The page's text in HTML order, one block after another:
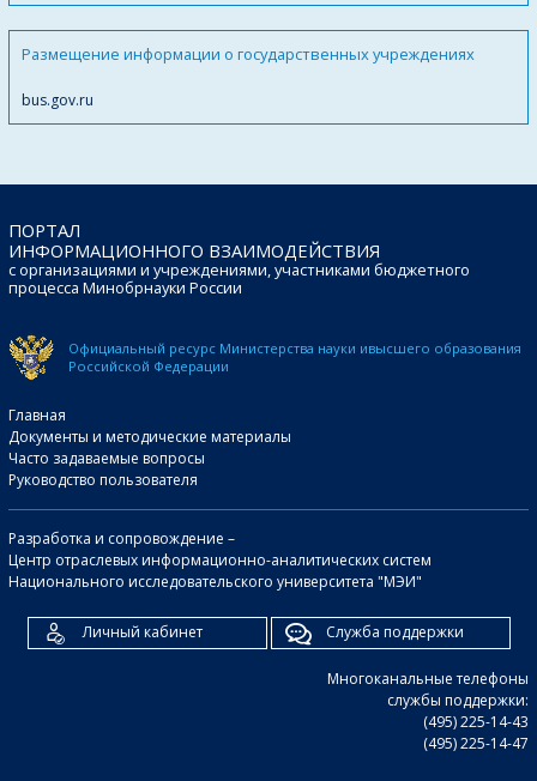
Размещение информации о государственных учреждениях
bus.gov.ru
ПОРТАЛ
ИНФОРМАЦИОННОГО ВЗАИМОДЕЙСТВИЯ
с организациями и учреждениями, участниками бюджетного
процесса Минобрнауки России
Официальный ресурс Министерства науки ивысшего образования
Российской Федерации
Главная
Документы и методические материалы
Часто задаваемые вопросы
Руководство пользователя
Разработка и сопровождение –
Центр отраслевых информационно-аналитических систем
Национального исследовательского университета "МЭИ"
Личный кабинет Служба поддержки
Многоканальные телефоны
службы поддержки:
(495) 225-14-43
(495) 225-14-47